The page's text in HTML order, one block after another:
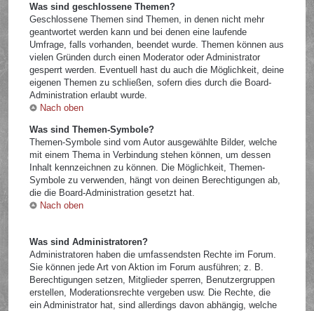
Was sind geschlossene Themen?
Geschlossene Themen sind Themen, in denen nicht mehr
geantwortet werden kann und bei denen eine laufende
Umfrage, falls vorhanden, beendet wurde. Themen können aus
vielen Gründen durch einen Moderator oder Administrator
gesperrt werden. Eventuell hast du auch die Möglichkeit, deine
eigenen Themen zu schließen, sofern dies durch die Board-
Administration erlaubt wurde.
Nach oben
Was sind Themen-Symbole?
Themen-Symbole sind vom Autor ausgewählte Bilder, welche
mit einem Thema in Verbindung stehen können, um dessen
Inhalt kennzeichnen zu können. Die Möglichkeit, Themen-
Symbole zu verwenden, hängt von deinen Berechtigungen ab,
die die Board-Administration gesetzt hat.
Nach oben
Was sind Administratoren?
Administratoren haben die umfassendsten Rechte im Forum.
Sie können jede Art von Aktion im Forum ausführen; z. B.
Berechtigungen setzen, Mitglieder sperren, Benutzergruppen
erstellen, Moderationsrechte vergeben usw. Die Rechte, die
ein Administrator hat, sind allerdings davon abhängig, welche